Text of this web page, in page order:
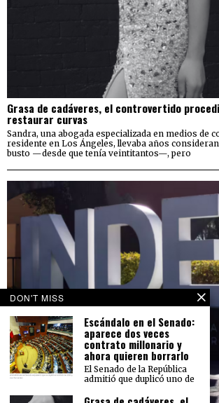
Grasa de cadáveres, el controvertido
restaurar curvas
Sandra, una abogada especializada en medios de
residente en Los Ángeles, llevaba años
busto —desde que tenía veintitantos—, pero
DON'T MISS
Escándalo en el Senado:
aparece dos veces
contrato millonario y
ahora quieren borrarlo
El Senado de la República
admitió que duplicó uno de